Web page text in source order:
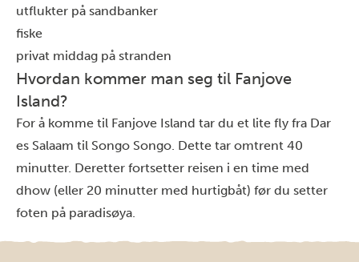
utflukter på sandbanker
fiske
privat middag på stranden
Hvordan kommer man seg til Fanjove
Island?
For å komme til Fanjove Island tar du et lite fly fra Dar
es Salaam til Songo Songo. Dette tar omtrent 40
minutter. Deretter fortsetter reisen i en time med
dhow (eller 20 minutter med hurtigbåt) før du setter
foten på paradisøya.